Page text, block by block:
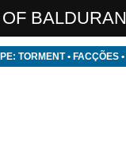
BALDURAN
TORMENT • FACÇÕES •